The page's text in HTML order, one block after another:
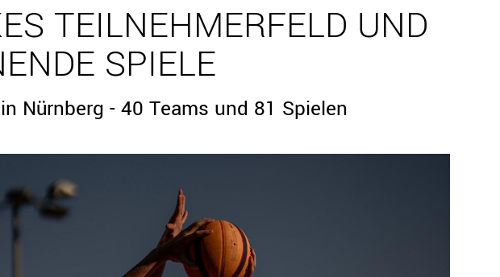
TEILNEHMERFELD UND
SPIELE
Nürnberg - 40 Teams und 81 Spielen